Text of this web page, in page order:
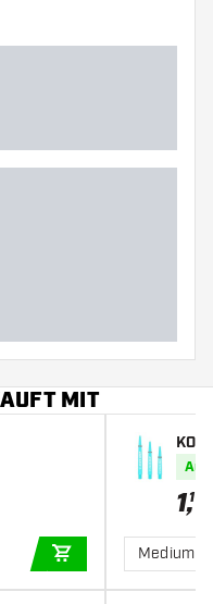
MIT
IN DEN
Auf
1,19
Medium